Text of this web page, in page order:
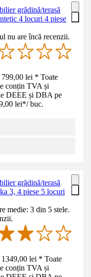
grădină/terasă
4 locuri 4 piese
nu are încă recenzii.
lei * Toate
conțin TVA și
DEEE și DBA pe
lei*/ buc.
grădină/terasă
3, 4 piese 5 locuri
medie: 3 din 5 stele.
lei * Toate
conțin TVA și